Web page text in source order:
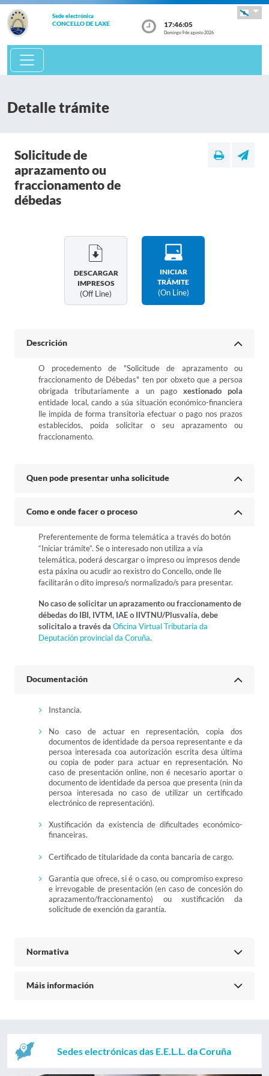
Sede electrónica
CONCELLO DE LAXE 17:46:05
Domingo 9 de agosto 2026
Detalle trámite
Solicitude de
aprazamento ou
fraccionamento de
débedas
DESCARGAR
IMPRESOS
(off Line)
INICIAR
TRÁMITE
(on Line)
Descrición
O procedemento de "Solicitude de aprazamento ou
fraccionamento de Débedas" ten por obxeto que a persoa
obrigada tributariamente a un pago xestionado pola
entidade local, cando a súa situación económico-financiera
lle impida de forma transitoria efectuar o pago nos prazos
establecidos, poida solicitar o seu aprazamento ou
fraccionamento.
Quen pode presentar unha solicitude
Como e onde facer o proceso
Preferentemente de forma telemática a través do botón
“Iniciar trámite”. Se o interesado non utiliza a vía
telemática, poderá descargar o impreso ou impresos dende
esta páxina ou acudir ao rexistro do Concello, onde lle
facilitarán o dito impreso/s normalizado/s para presentar.
No caso de solicitar un aprazamento ou fraccionamento de
débedas do IBI, IVTM, IAE o IIVTNU/Plusvalía, debe
solicitalo a través da Oficina Virtual Tributaria da
Deputación provincial da Coruña.
Documentación
Instancia.
No caso de actuar en representación, copia dos
documentos de identidade da persoa representante e da
persoa interesada coa autorización escrita desa última
ou copia de poder para actuar en representación. No
caso de presentación online, non é necesario aportar o
documento de identidade da persoa que presenta (nin da
persoa interesada no caso de utilizar un certificado
electrónico de representación).
Xustificación da existencia de dificultades económico-
financeiras.
Certificado de titularidade da conta bancaria de cargo.
Garantía que ofrece, si é o caso, ou compromiso expreso
e irrevogable de presentación (en caso de concesión do
aprazamento/fraccionamento) ou xustificación da
solicitude de exención da garantía.
Normativa
Máis información
Sedes electrónicas das E.E.L.L. da Coruña